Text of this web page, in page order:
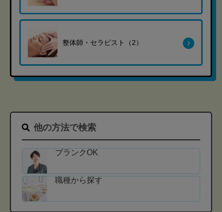
整体師・セラピスト（2）
他の方法で検索
ブランクOK
職種から探す